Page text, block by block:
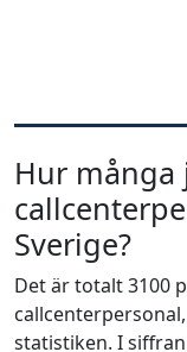
Hur många
Sverige?
Det är totalt 3100
statistiken. I